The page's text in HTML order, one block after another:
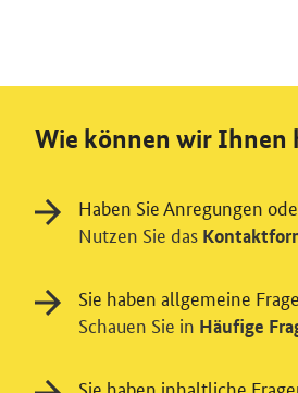
Wie können wir Ihnen
Haben Sie Anregungen
Nutzen Sie das
Sie haben allgemeine
Schauen Sie in Häufige
Sie haben inhaltliche